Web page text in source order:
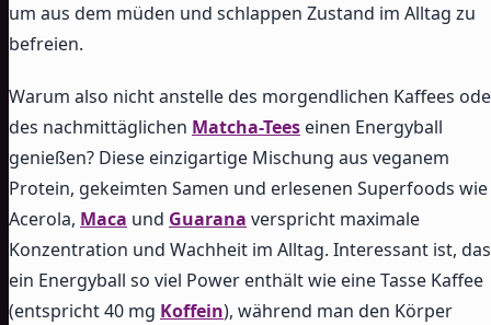
um aus dem müden und schlappen Zustand im Alltag zu
befreien.
Warum also nicht anstelle des morgendlichen Kaffees
des nachmittäglichen Matcha-Tees einen Energyball
genießen? Diese einzigartige Mischung aus veganem
Protein, gekeimten Samen und erlesenen Superfoods wie
Acerola, Maca und Guarana verspricht maximale
Konzentration und Wachheit im Alltag. Interessant ist,
ein Energyball so viel Power enthält wie eine Tasse Kaffee
(entspricht 40 mg Koffein), während man den Körper